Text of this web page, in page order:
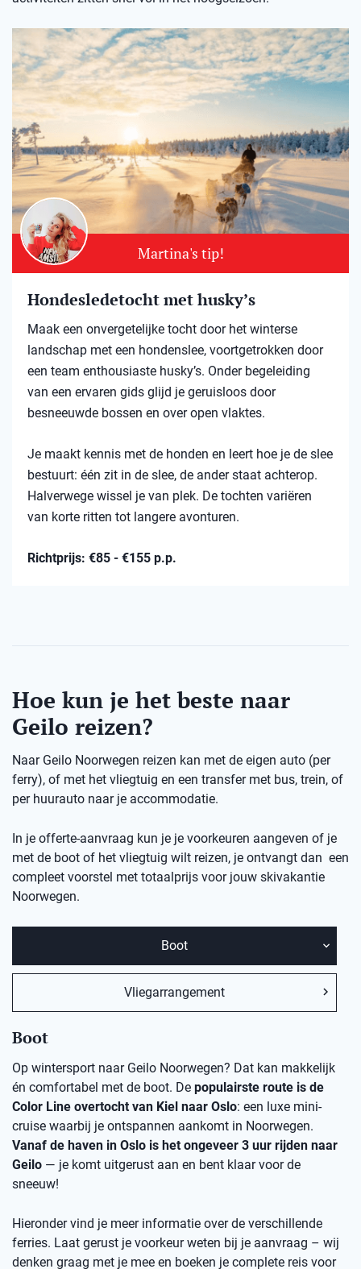
Martina's tip!
Hondesledetocht met husky’s
Maak een onvergetelijke tocht door het winterse
landschap met een hondenslee, voortgetrokken door
een team enthousiaste husky’s. Onder begeleiding
van een ervaren gids glijd je geruisloos door
besneeuwde bossen en over open vlaktes.
Je maakt kennis met de honden en leert hoe je de slee
bestuurt: één zit in de slee, de ander staat achterop.
Halverwege wissel je van plek. De tochten variëren
van korte ritten tot langere avonturen.
Richtprijs: €85 - €155 p.p.
Hoe kun je het beste naar
Geilo reizen?
Naar Geilo Noorwegen reizen kan met de eigen auto (per
ferry), of met het vliegtuig en een transfer met bus, trein, of
per huurauto naar je accommodatie.
In je offerte-aanvraag kun je je voorkeuren aangeven of je
met de boot of het vliegtuig wilt reizen, je ontvangt dan een
compleet voorstel met totaalprijs voor jouw skivakantie
Noorwegen.
Boot
Vliegarrangement
Boot
Op wintersport naar Geilo Noorwegen? Dat kan makkelijk
én comfortabel met de boot. De populairste route is de
Color Line overtocht van Kiel naar Oslo: een luxe mini-
cruise waarbij je ontspannen aankomt in Noorwegen.
Vanaf de haven in Oslo is het ongeveer 3 uur rijden naar
Geilo — je komt uitgerust aan en bent klaar voor de
sneeuw!
Hieronder vind je meer informatie over de verschillende
ferries. Laat gerust je voorkeur weten bij je aanvraag – wij
denken graag met je mee en boeken je complete reis voor